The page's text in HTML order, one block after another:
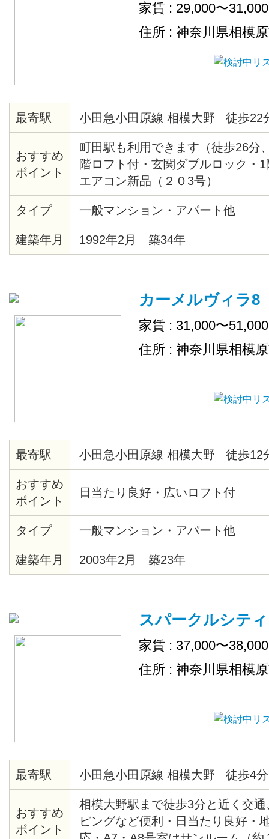
家賃 : 29,000〜
住所 : 神奈川県相模
最寄駅 小田急小田原線 相模大野 徒歩22
おすすめ
ポイント
町田駅も利用できます（徒歩26分
階ロフト付・玄関ダブルロック・
エアコン新品（２０3号）
タイプ 一般マンション・アパート他
建築年月 1992年2月 築34年
カーメルヴィラ8
家賃 : 31,000〜
住所 : 神奈川県相模
最寄駅 小田急小田原線 相模大野 徒歩12
おすすめ
ポイント
日当たり良好・広いロフト付
タイプ 一般マンション・アパート他
建築年月 2003年2月 築23年
スパークルシティ
家賃 : 37,000〜
住所 : 神奈川県相模
最寄駅 小田急小田原線 相模大野 徒歩4
おすすめ
ポイント
相模大野駅まで徒歩3分と近く交
ピングなど便利・日当たり良好・